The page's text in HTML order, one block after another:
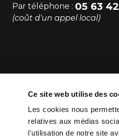
Ce site web utilise des
Les cookies nous
relatives aux médias
l'utilisation de notre site
Par téléphone : 05 63
(coût d'un appel local)